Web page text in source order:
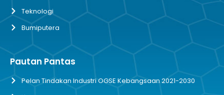
Teknologi
Bumiputera
Pautan Pantas
Pelan Tindakan Industri OGSE Kebangsaan 2021-2030